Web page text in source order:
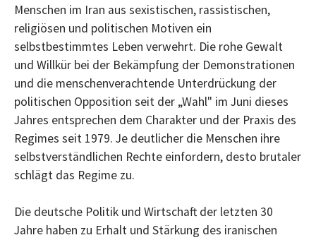
Menschen im Iran aus sexistischen, rassistischen,
religiösen und politischen Motiven ein
selbstbestimmtes Leben verwehrt. Die rohe Gewalt
und Willkür bei der Bekämpfung der Demonstrationen
und die menschenverachtende Unterdrückung der
politischen Opposition seit der „Wahl" im Juni dieses
Jahres entsprechen dem Charakter und der Praxis des
Regimes seit 1979. Je deutlicher die Menschen ihre
selbstverständlichen Rechte einfordern, desto brutaler
schlägt das Regime zu.
Die deutsche Politik und Wirtschaft der letzten 30
Jahre haben zu Erhalt und Stärkung des iranischen